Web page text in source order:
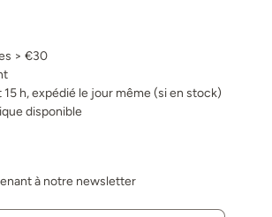
> €30
h, expédié le jour même (si en stock)
disponible
à notre newsletter